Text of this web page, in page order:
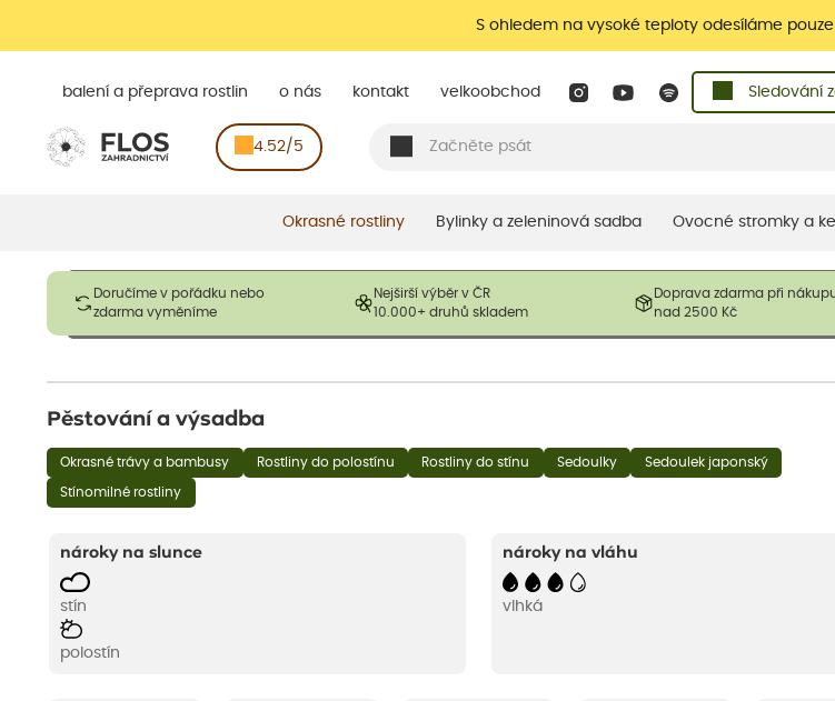
S ohledem na vysoké teploty odesíláme
balení a přeprava rostlin o nás kontakt velkoobchod Sledování
4.52/5
Okrasné rostliny Bylinky a zeleninová sadba Ovocné stromky a
Doručíme v pořádku nebo
zdarma vyměníme
Nejširší výběr v ČR
10.000+ druhů skladem
Doprava zdarma při
nad 2500 Kč
Obrázky slouží pouze pro ilustrační účely a mají reprezentovat prodávané produkty. V závislosti na sezónnosti
opadavé rostliny dodávány v dormantním stavu a bez listů. Rostliny mohou být také sestřiženy níže, než je
Pěstování a výsadba
Okrasné trávy a bambusy Rostliny do polostínu Rostliny do stínu Sedoulky Sedoulek japonský
Stínomilné rostliny
nároky na slunce
stín
polostín
nároky na vláhu
vlhká